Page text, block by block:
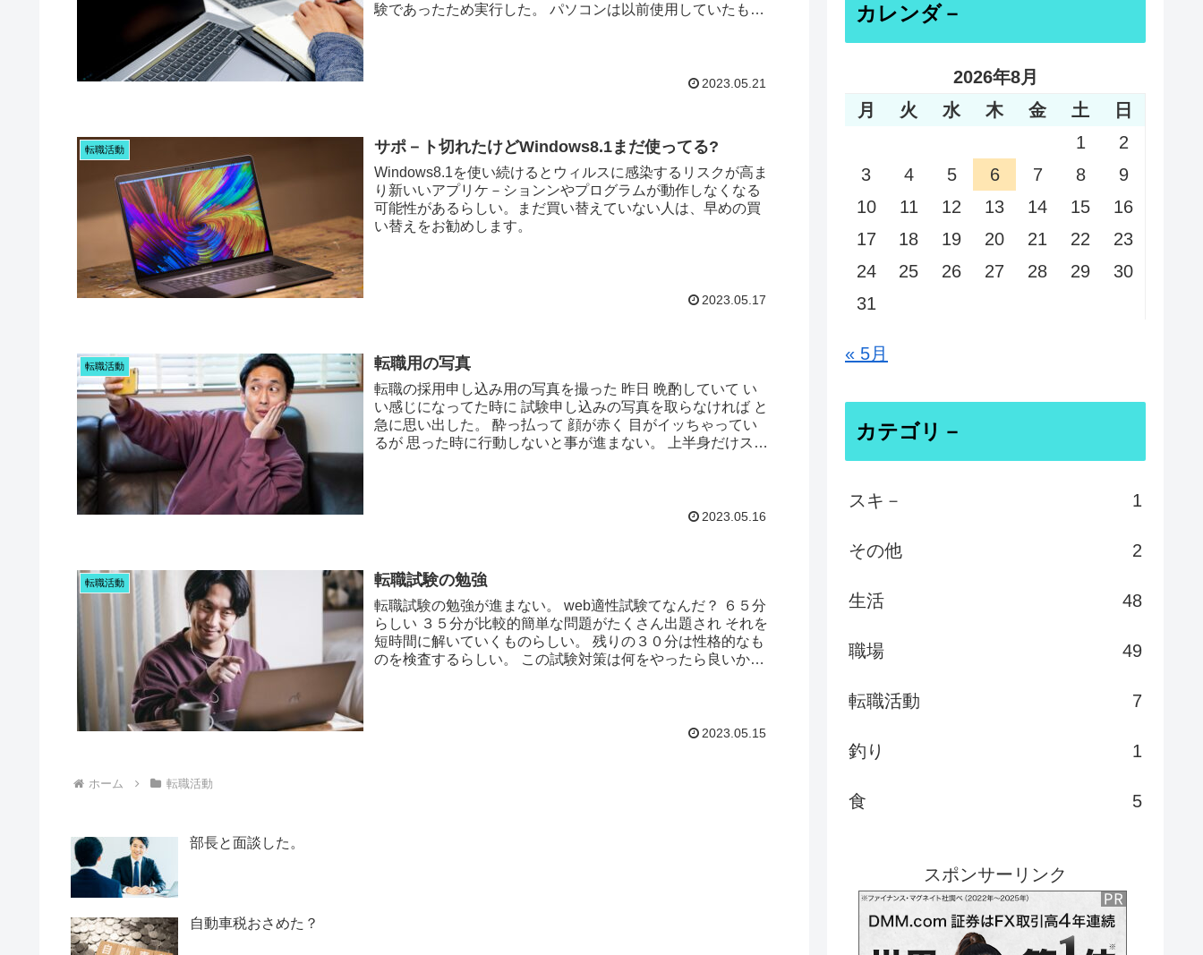
験であったため実行した。 パソコンは以前使用していたもの
2023.05.21
転職活動 サポ－ト切れたけどWindows8.1まだ使ってる?
Windows8.1を使い続けるとウィルスに感染するリスクが高ま
り新いいアプリケ－ションンやプログラムが動作しなくなる
可能性があるらしい。まだ買い替えていない人は、早めの買
い替えをお勧めします。
2023.05.17
転職活動 転職用の写真
転職の採用申し込み用の写真を撮った 昨日 晩酌していて い
い感じになってた時に 試験申し込みの写真を取らなければ と
急に思い出した。 酔っ払って 顔が赤く 目がイッちゃってい
るが 思った時に行動しないと事が進まない。 上半身だけスー
2023.05.16
転職活動 転職試験の勉強
転職試験の勉強が進まない。 web適性試験てなんだ？ ６５分
らしい ３５分が比較的簡単な問題がたくさん出題され それを
短時間に解いていくものらしい。 残りの３０分は性格的なも
のを検査するらしい。 この試験対策は何をやったら良いかよ
2023.05.15
ホーム 転職活動
部長と面談した。
自動車税おさめた？
カレンダ－
2026年8月
月
火 水 木 金 土
日
1
2
3
4 5 6 7 8
9
10
11 12 13 14 15
16
17
18 19 20 21 22
23
24
25 26 27 28 29
30
31
« 5月
カテゴリ－
スキ－ 1
その他 2
生活 48
職場 49
転職活動 7
釣り 1
食 5
スポンサーリンク